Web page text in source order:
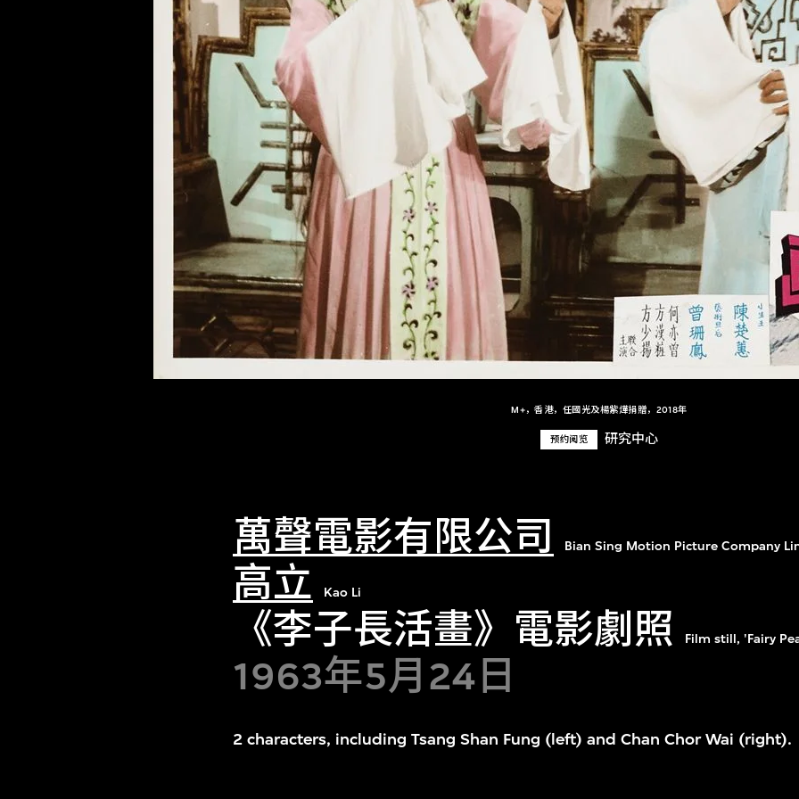
M+，香港，任國光及楊紫燁捐贈，2018年
预约阅览 研究中心
萬聲電影有限公司 Bian Sing Motion Picture Company
高立 Kao Li
《李子長活畫》電影劇照 Film still, 'Fairy
1963年5月24日
2 characters, including Tsang Shan Fung (left) and Chan Chor Wai (right).